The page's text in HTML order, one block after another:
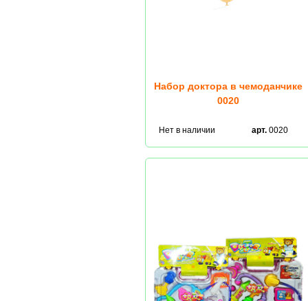
Набор доктора в чемоданчике
0020
Нет в наличии арт.0020